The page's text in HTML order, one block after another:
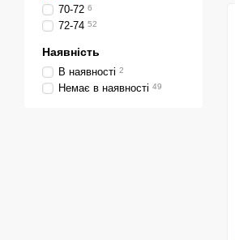
70-72 6
72-74 52
Наявність
В наявності 2
Немає в наявності 49